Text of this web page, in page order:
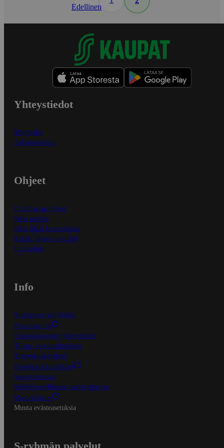
Edellinen
Yhteystiedot
Myymälät
Asiakaspalvelu
Ohjeet
Ensitilaajan ohjeet
Näin maksat
Näin tilaat ja muokkaat
Kaikki ohjeet ja vinkit
In English
Info
S-Business yrityksille
Oiva-raportit
Osuuskauppojen yhteystiedot
Tilaus- ja toimitusehdot
Tietosuojakäytäntö
Palvelun käyttöehdot
Saavutettavuus
Mobiilisovelluksen saavutettavuus
Mainostajalle
Muuta evästeasetuksia